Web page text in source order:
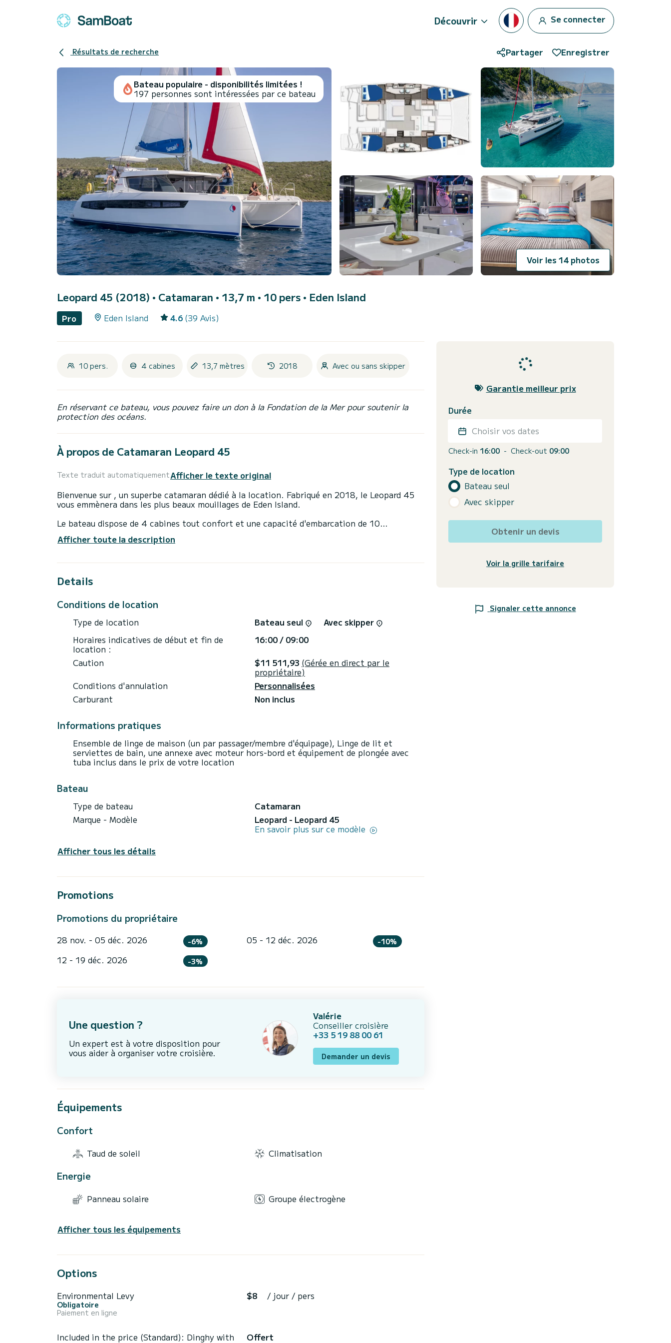
Découvrir Se connecter
Résultats de recherche Partager Enregistrer
Voir les 14 photos
Bateau populaire - disponibilités limitées !
197 personnes sont intéressées par ce bateau
Leopard 45 (2018) • Catamaran • 13,7 m • 10 pers • Eden Island
Pro Eden Island 4.6 (39 Avis)
10 pers. 4 cabines 13,7 mètres 2018 Avec ou sans skipper
En réservant ce bateau, vous pouvez faire un don à la Fondation de la Mer pour soutenir la
protection des océans.
À propos de Catamaran Leopard 45
Texte traduit automatiquementAfficher le texte original
Bienvenue sur , un superbe catamaran dédié à la location. Fabriqué en 2018, le Leopard 45
vous emmènera dans les plus beaux mouillages de Eden Island.
Le bateau dispose de 4 cabines tout confort et une capacité d'embarcation de 10
vacances extraordinaires sur l'eau dans les environs de Eden Island
Ce Leopard 45 est pourvu de 4 toilettes avec douche.
Ce bateau est équipé d'une Grand voile lattée et d'un Génois sur enrouleur. Il possède
N'hésitez pas à nous contacter pour toute demande devis, vous serez accompagné par un
expert SamBoat dans votre projet de vacances.
Afficher toute la description
Details
Conditions de location
Type de location Bateau seul
Avec skipper
Horaires indicatives de début et fin de
location :
16:00 / 09:00
Caution
$11 511,93 (Gérée en direct par le
propriétaire)
Conditions d'annulation
Personnalisées
Carburant
Non inclus
Informations pratiques
Ensemble de linge de maison (un par passager/membre d'équipage), Linge de lit et
serviettes de bain, une annexe avec moteur hors-bord et équipement de plongée avec
tuba inclus dans le prix de votre location
Bateau
Type de bateau
Catamaran
Marque - Modèle
Leopard - Leopard 45
En savoir plus sur ce modèle
Afficher tous les détails
Promotions
Promotions du propriétaire
28 nov. - 05 déc. 2026 -6% 05 - 12 déc. 2026 -10%
12 - 19 déc. 2026 -3%
Une question ?
Un expert est à votre disposition pour
vous aider à organiser votre croisière.
Valérie
Conseiller croisière
+33 5 19 88 00 61
Demander un devis
Équipements
Confort
Taud de soleil Climatisation
Energie
Panneau solaire Groupe électrogène
Afficher tous les équipements
Options
Environmental Levy
Obligatoire
Paiement en ligne
$8 / jour / pers
Included in the price (Standard): Dinghy with Offert
Garantie meilleur prix
Durée
Choisir vos dates
Check-in 16:00 - Check-out 09:00
Type de location
Bateau seul
Avec skipper
Obtenir un devis
Voir la grille tarifaire
Signaler cette annonce